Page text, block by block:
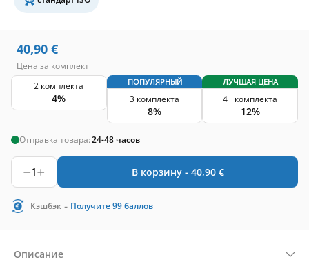
40,90 €
Цена за комплект
2 комплекта
4%
ПОПУЛЯРНЫЙ
3 комплекта
8%
ЛУЧШАЯ ЦЕНА
4+ комплекта
12%
Отправка товара:24-48 часов
1 В корзину - 40,90 €
Кэшбэк - Получите99баллов
Описание